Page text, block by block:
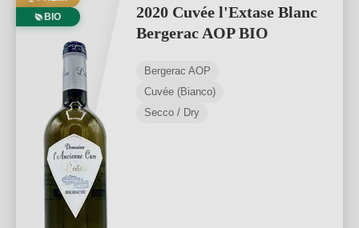
BIO
2020 Cuvée l'Extase Blanc
Bergerac AOP BIO
Bergerac AOP
Cuvée (Bianco)
Secco / Dry